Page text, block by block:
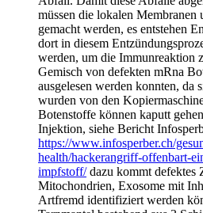
müssen die lokalen Membranen
gemacht werden, es entstehen
dort in diesem
werden, um die Immunreaktion
Gemisch von defekten mRna
ausgelesen werden konnten, da
wurden von den
Botenstoffe können kaputt
Injektion, siehe Bericht
https://www.infosperber.ch/
health/hackerangriff-offenbart-
impfstoff/dazu kommt defektes
Mitochondrien, Exosome mit
Artfremd identifiziert werden